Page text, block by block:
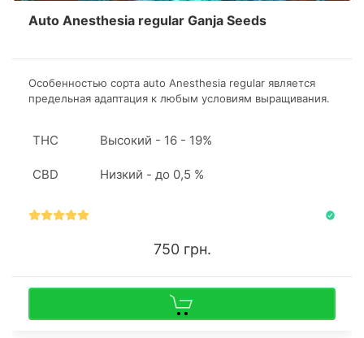
Auto Anesthesia regular Ganja Seeds
Особенностью сорта auto Anesthesia regular является
предельная адаптация к любым условиям выращивания.
роскошным в обоих случаях.
THC Высокий - 16 - 19%
CBD Низкий - до 0,5 %
750 грн.